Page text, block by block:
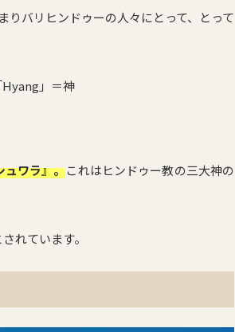
りバリヒンドゥーの人々にとって、とって
」＝神
ュワラ』。これはヒンドゥー教の三大神の
されています。